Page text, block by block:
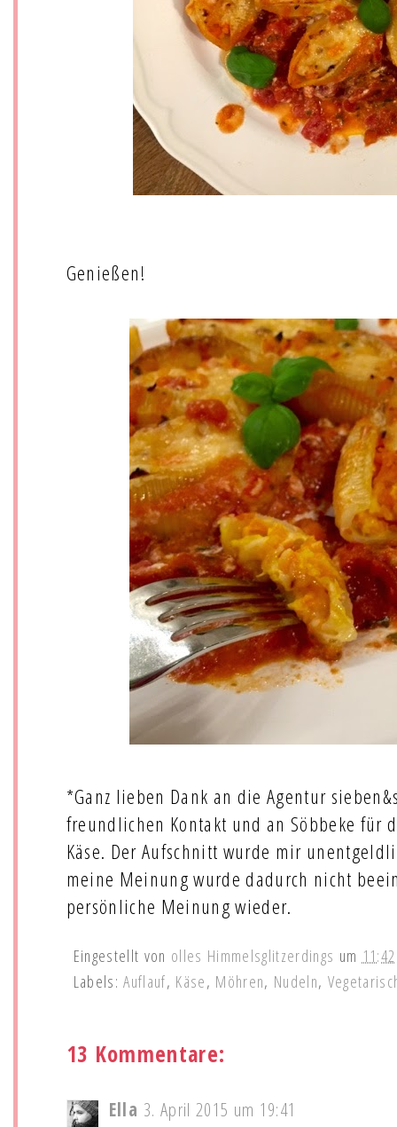
Genießen!
*Ganz lieben Dank an die Agentur
freundlichen Kontakt und an Söbbeke für
Käse. Der Aufschnitt wurde mir
meine Meinung wurde dadurch nicht
persönliche Meinung wieder.
Eingestellt von olles Himmelsglitzerdings um 11:42
Labels:Auflauf, Käse, Möhren, Nudeln,
13 Kommentare:
Ella 3. April 2015 um 19:41